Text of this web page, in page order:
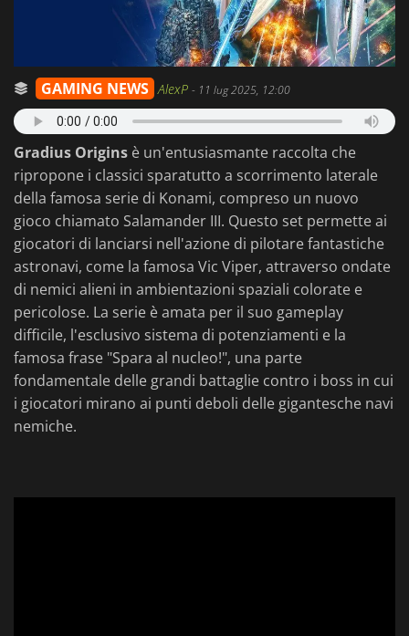
GAMING NEWS AlexP - 11 lug 2025, 12:00
Gradius Origins è un'entusiasmante raccolta che
ripropone i classici sparatutto a scorrimento laterale
della famosa serie di Konami, compreso un nuovo
gioco chiamato Salamander III. Questo set permette ai
giocatori di lanciarsi nell'azione di pilotare fantastiche
astronavi, come la famosa Vic Viper, attraverso ondate
di nemici alieni in ambientazioni spaziali colorate e
pericolose. La serie è amata per il suo gameplay
difficile, l'esclusivo sistema di potenziamenti e la
famosa frase "Spara al nucleo!", una parte
fondamentale delle grandi battaglie contro i boss in cui
i giocatori mirano ai punti deboli delle gigantesche navi
nemiche.